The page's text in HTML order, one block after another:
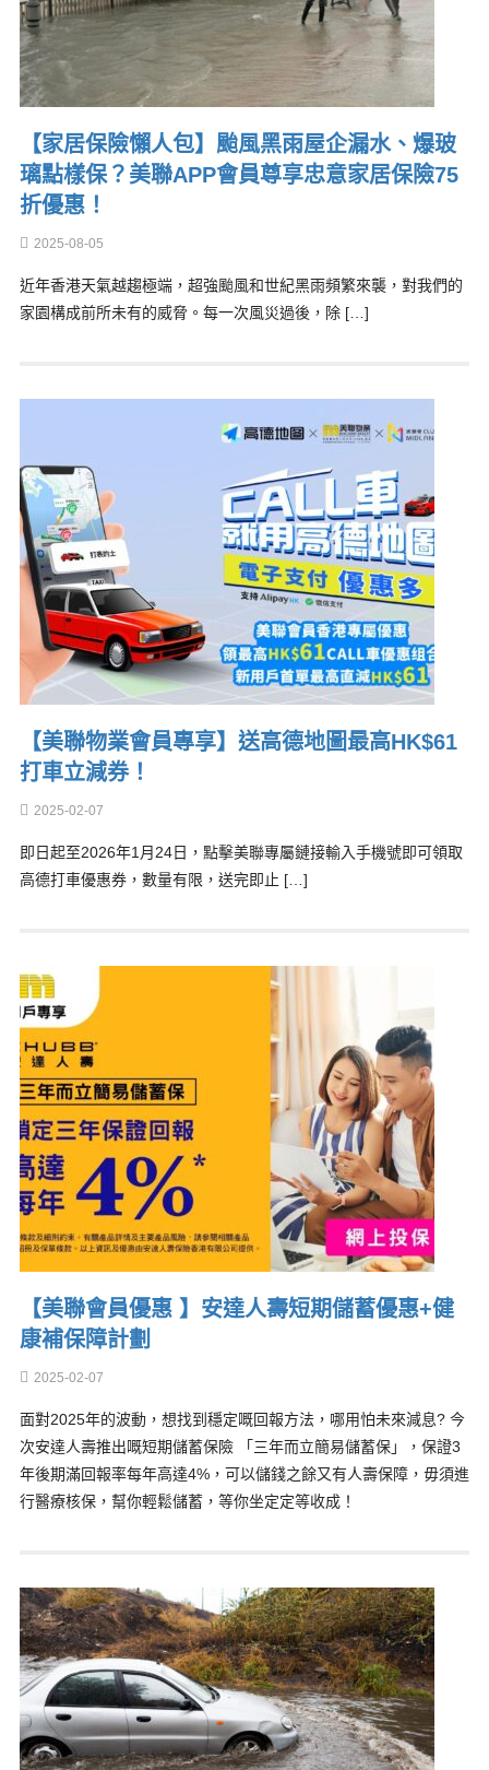
【家居保險懶人包】颱風黑雨屋企漏水、爆玻
璃點樣保？美聯APP會員尊享忠意家居保險75
折優惠！
2025-08-05
近年香港天氣越趨極端，超強颱風和世紀黑雨頻繁來襲，對我們的
家園構成前所未有的威脅。每一次風災過後，除 […]
【美聯物業會員專享】送高德地圖最高HK$61
打車立減券！
2025-02-07
即日起至2026年1月24日，點擊美聯專屬鏈接輸入手機號即可領取
高德打車優惠券，數量有限，送完即止 […]
【美聯會員優惠 】安達人壽短期儲蓄優惠+健
康補保障計劃
2025-02-07
面對2025年的波動，想找到穩定嘅回報方法，哪用怕未來減息? 今
次安達人壽推出嘅短期儲蓄保險 「三年而立簡易儲蓄保」，保證3
年後期滿回報率每年高達4%，可以儲錢之餘又有人壽保障，毋須進
行醫療核保，幫你輕鬆儲蓄，等你坐定定等收成！